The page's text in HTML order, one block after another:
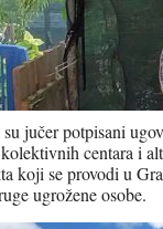
jučer potpisani
centara i
koji se provodi u
ugrožene osobe.